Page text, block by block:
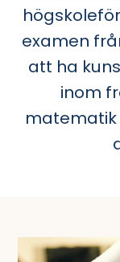
examen
att ha
inom
matematik